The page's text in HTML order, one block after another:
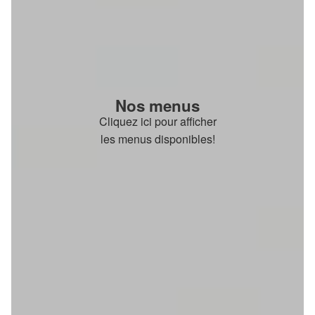
Nos menus
Cliquez ici pour afficher
les menus disponibles!